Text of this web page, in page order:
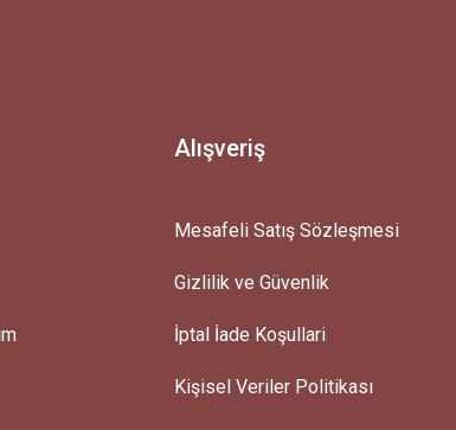
Alışveriş
Mesafeli Satış Sözleşmesi
Gizlilik ve Güvenlik
İptal İade Koşullari
Kişisel Veriler Politikası